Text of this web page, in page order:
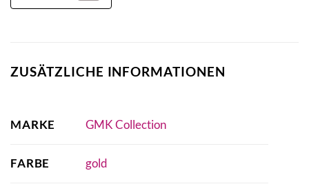
ZUSÄTZLICHE INFORMATIONEN
MARKE GMK Collection
FARBE gold